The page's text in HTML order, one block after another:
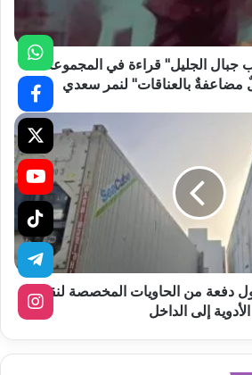
جبال الجليل" قراءة في المجموعة
مضاعفةٌ بالعناقات" لنمر سعدي
دفعة من الحاويات المخصصة لنقل
الأدوية إلى الداخل